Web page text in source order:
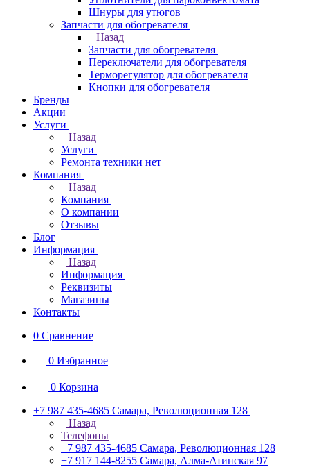
Шнуры для утюгов
Запчасти для обогревателя
Назад
Запчасти для обогревателя
Переключатели для обогревателя
Терморегулятор для обогревателя
Кнопки для обогревателя
Бренды
Акции
Услуги
Назад
Услуги
Ремонта техники нет
Компания
Назад
Компания
О компании
Отзывы
Блог
Информация
Назад
Информация
Реквизиты
Магазины
Контакты
0 Сравнение
0 Избранное
0 Корзина
+7 987 435-4685 Самара, Революционная 128
Назад
Телефоны
+7 987 435-4685 Самара, Революционная 128
+7 917 144-8255 Самара, Алма-Атинская 97